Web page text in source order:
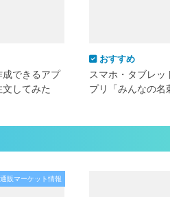
成できるアプ
してみた
おすすめ
スマホ・タブレッ
プリ「みんなの名
販マーケット情報